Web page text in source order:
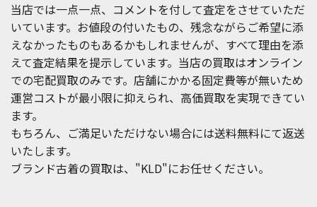
当店では一点一点、コメントを付して査定をさせていただ
いています。お値段の付いたもの、残念ながらご希望に添
えなかったものもあるかもしれませんが、すべて理由を添
えて査定結果を提示しています。当店の買取はオンライン
での宅配買取のみです。店舗にかかる固定費等が無いため
運営コストが最小限に抑えられ、高価買取を実現できてい
ます。
もちろん、ご満足いただけない場合には送料無料にて返送
いたします。
ブランド古着の買取は、"KLD"にお任せください。